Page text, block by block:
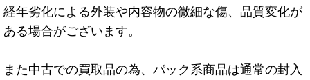
経年劣化による外装や内容物の微細な傷、品質変化が
ある場合がございます。
また中古での買取品の為、パック系商品は通常の封入